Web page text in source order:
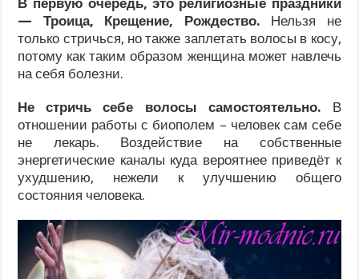
— Троица, Крещение, Рождество. Нельзя не
только стричься, но также заплетать волосы в косу,
потому как таким образом женщина может навлечь
на себя болезни.
Не стричь себе волосы самостоятельно. В
отношении работы с биополем – человек сам себе
не лекарь. Воздействие на собственные
энергетические каналы куда вероятнее приведёт к
ухудшению, нежели к улучшению общего
состояния человека.